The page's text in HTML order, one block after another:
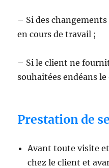
– Si des
en cours de travail ;
– Si le client ne
souhaitées endéans
Prestation de
Avant toute visite
chez le client et